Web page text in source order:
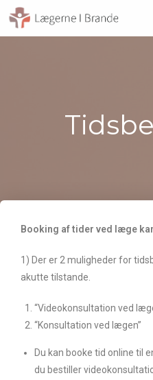
Booking af tider ved læge
1) Der er 2 muligheder for
akutte tilstande.
“Videokonsultation ved
“Konsultation ved lægen”
Du kan booke tid online til
du bestiller